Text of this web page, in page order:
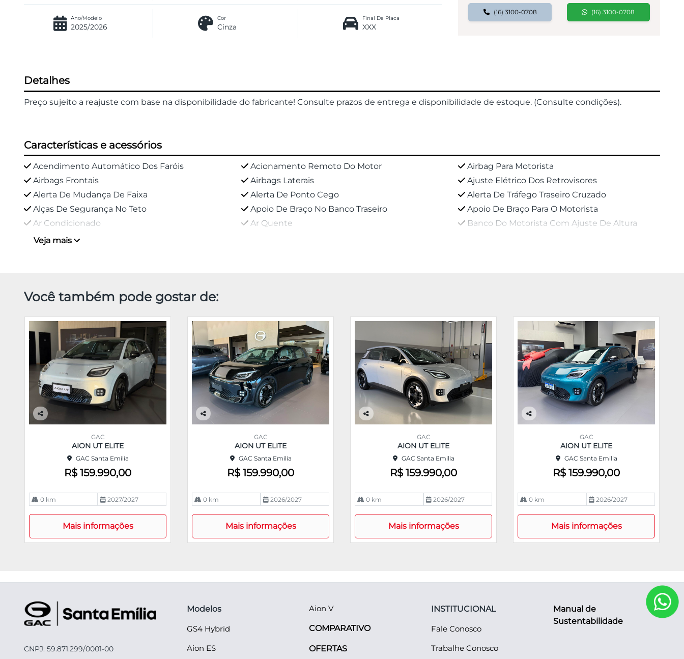
(16) 3100-0708 (16) 3100-0708
Ano/Modelo
2025/2026
Cor
Cinza
Final Da Placa
XXX
Detalhes
Preço sujeito a reajuste com base na disponibilidade do fabricante! Consulte prazos de entrega e disponibilidade de estoque. (Consulte condições).
Características e acessórios
Acendimento Automático Dos Faróis Acionamento Remoto Do Motor
Airbag Para Motorista
Airbags Frontais
Airbags Laterais
Ajuste Elétrico Dos Retrovisores
Alerta De Mudança De Faixa
Alerta De Ponto Cego
Alerta De Tráfego Traseiro Cruzado
Alças De Segurança No Teto
Apoio De Braço No Banco Traseiro
Apoio De Braço Para O Motorista
Ar Condicionado
Ar Quente
Banco Do Motorista Com Ajuste De Altura
Veja mais
Você também pode gostar de:
Co
GAC
AION UT ELITE
GAC Santa Emilia
R$ 159.990,00
0 km 2027/2027
Mais informações
Co
GAC
AION UT ELITE
GAC Santa Emilia
R$ 159.990,00
0 km 2026/2027
Mais informações
Co
GAC
AION UT ELITE
GAC Santa Emilia
R$ 159.990,00
0 km 2026/2027
Mais informações
Co
GAC
AION UT ELITE
GAC Santa Emilia
R$ 159.990,00
0 km 2026/2027
Mais informações
CNPJ: 59.871.299/0001-00
Modelos
GS4 Hybrid
Aion ES
Aion V
COMPARATIVO
OFERTAS
INSTITUCIONAL
Fale Conosco
Trabalhe Conosco
Manual de
Sustentabilidade